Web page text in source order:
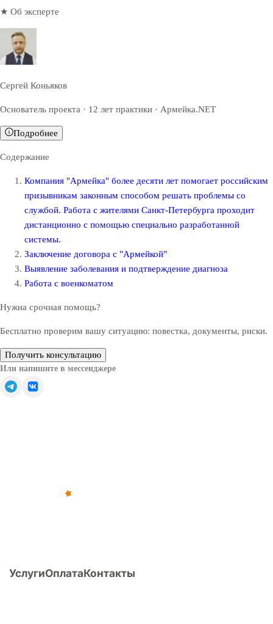
★ Об эксперте
Сергей Коньяков
Основатель проекта · 12 лет практики · Армейка.NET
Подробнее
Содержание
Компания "Армейка" более десяти лет помогает российским
призывникам законным способом решать проблемы со
службой. Работа с жителями Санкт-Петербурга проходит
дистанционно с помощью специально разработанной
системы.
Заключение договора с "Армейкой"
Выявление заболевания и подтверждение диагноза
Работа с военкоматом
Нужна срочная помощь?
Бесплатно проверим вашу ситуацию: повестка, документы, риски.
Получить консультацию
Или напишите в мессенджере
УслугиОплатаКонтакты